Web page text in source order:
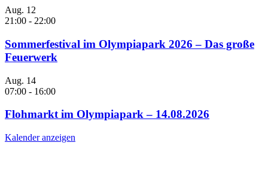
Aug. 12
21:00 - 22:00
Sommerfestival im Olympiapark 2026 – Das große
Feuerwerk
Aug. 14
07:00 - 16:00
Flohmarkt im Olympiapark – 14.08.2026
Kalender anzeigen